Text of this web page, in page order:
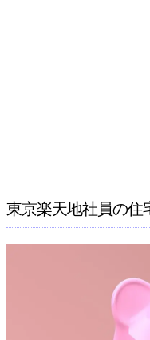
東京楽天地社員の住